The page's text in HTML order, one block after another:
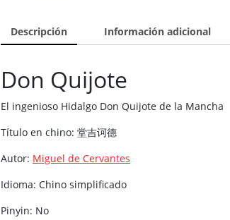
Descripción Información adicional
Don Quijote
El ingenioso Hidalgo Don Quijote de la Mancha
Título en chino: 堂吉诃德
Autor: Miguel de Cervantes
Idioma: Chino simplificado
Pinyin: No